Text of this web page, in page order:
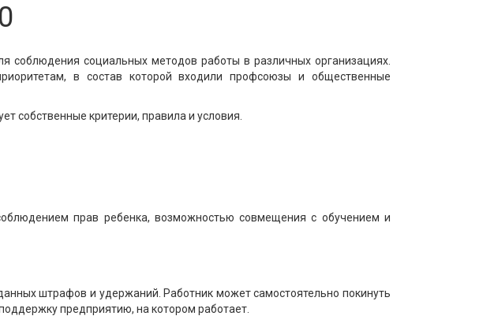
соблюдения социальных методов работы в различных организациях.
в состав которой входили профсоюзы и общественные
собственные критерии, правила и условия.
прав ребенка, возможностью совмещения с обучением и
штрафов и удержаний. Работник может самостоятельно покинуть
предприятию, на котором работает.